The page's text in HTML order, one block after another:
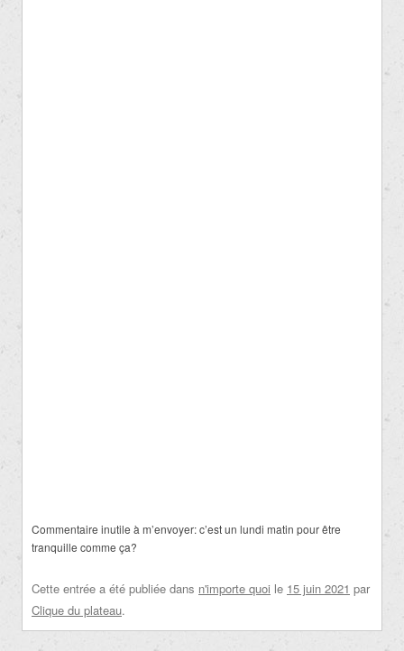
Commentaire inutile à m’envoyer:c’est un lundi matin pour être
tranquille comme ça?
Cette entrée a été publiée dans n'importe quoi le 15 juin 2021 par
Clique du plateau.